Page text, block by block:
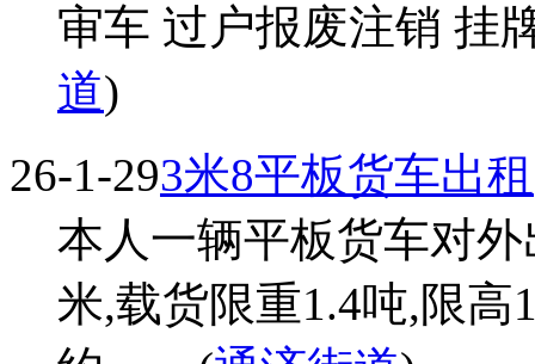
审车 过户报废注销 挂
道)
26-1-293米8平板货车出租
本人一辆平板货车对
米,载货限重1.4吨,限